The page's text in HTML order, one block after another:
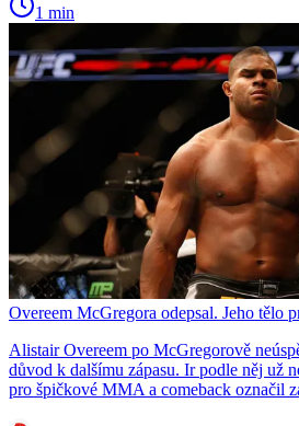
1 min
Overeem McGregora odepsal. Jeho tělo
Alistair Overeem po McGregorově
důvod k dalšímu zápasu. Ir podle něj už
pro špičkové MMA a comeback označil